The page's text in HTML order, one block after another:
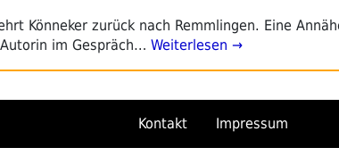
Könneker zurück nach Remmlingen. Eine
im Gespräch… Weiterlesen →
Kontakt Impressum